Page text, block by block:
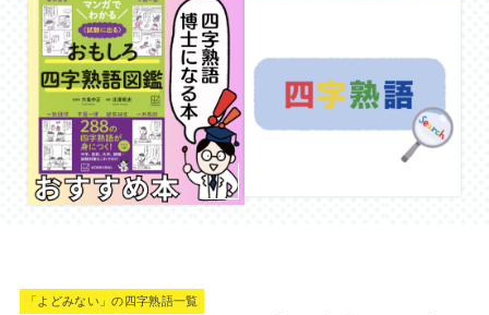
「よどみない」の四字熟語一覧